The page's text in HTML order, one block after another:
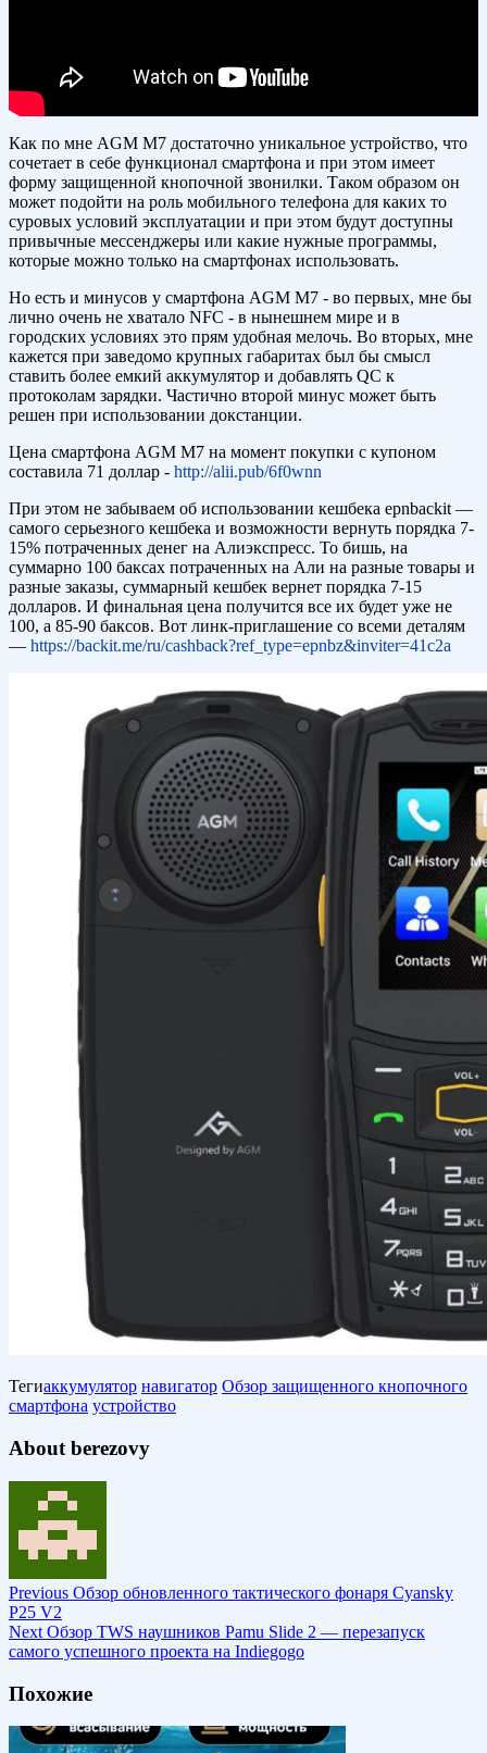
Как по мне AGM M7 достаточно уникальное устройство, что
сочетает в себе функционал смартфона и при этом имеет
форму защищенной кнопочной звонилки. Таком образом он
может подойти на роль мобильного телефона для каких то
суровых условий эксплуатации и при этом будут доступны
привычные мессенджеры или какие нужные программы,
которые можно только на смартфонах использовать.
Но есть и минусов у смартфона AGM M7 - во первых, мне бы
лично очень не хватало NFC - в нынешнем мире и в
городских условиях это прям удобная мелочь. Во вторых, мне
кажется при заведомо крупных габаритах был бы смысл
ставить более емкий аккумулятор и добавлять QC к
протоколам зарядки. Частично второй минус может быть
решен при использовании докстанции.
Цена смартфона AGM M7 на момент покупки с купоном
составила 71 доллар - http://alii.pub/6f0wnn
При этом не забываем об использовании кешбека epnbackit —
самого серьезного кешбека и возможности вернуть порядка 7-
15% потраченных денег на Алиэкспресс. То бишь, на
суммарно 100 баксах потраченных на Али на разные товары и
разные заказы, суммарный кешбек вернет порядка 7-15
долларов. И финальная цена получится все их будет уже не
100, а 85-90 баксов. Вот линк-приглашение со всеми деталям
— https://backit.me/ru/cashback?ref_type=epnbz&inviter=41c2a
Тегиаккумулятор навигатор Обзор защищенного кнопочного
смартфона устройство
About berezovy
Previous Обзор обновленного тактического фонаря Cyansky
P25 V2
Next Обзор TWS наушников Pamu Slide 2 — перезапуск
самого успешного проекта на Indiegogo
Похожие